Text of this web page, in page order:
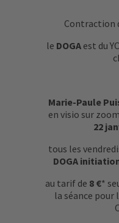
Contraction
le DOGA est du
Marie-Paule
en visio sur
22
tous les
DOGA
au tarif de 8 €*
la séance pour